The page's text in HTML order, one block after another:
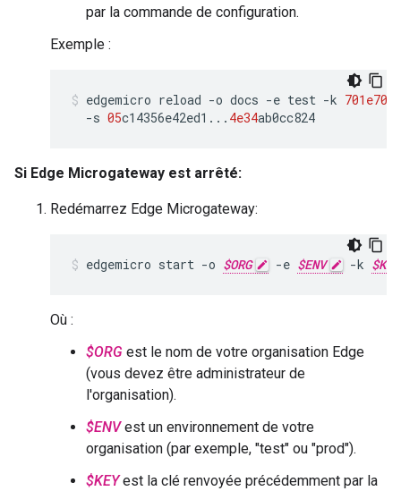
par la commande de configuration.
Exemple :
edgemicro reload -o docs -e test -k 701e70
-s 05c14356e42ed1 ... 4e34ab0cc824
Si Edge Microgateway est arrêté:
Redémarrez Edge Microgateway:
edgemicro start -o $ORG -e $ENV -k $KEY
Où :
$ORG est le nom de votre organisation Edge
(vous devez être administrateur de
l'organisation).
$ENVest un environnement de votre
organisation (par exemple, "test" ou "prod").
$KEYest la clé renvoyée précédemment par la